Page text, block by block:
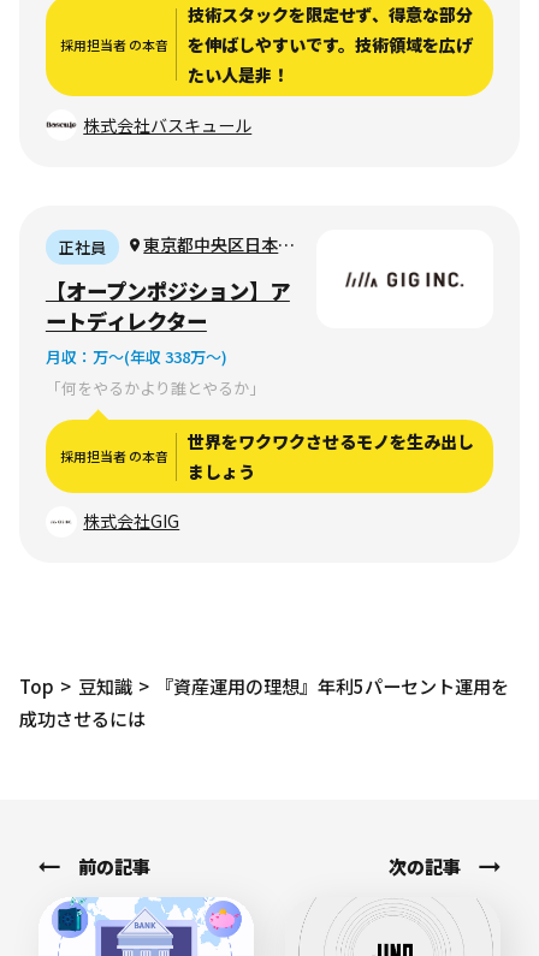
採用担当者 の本音
技術スタックを限定せず、得意な部分
を伸ばしやすいです。技術領域を広げ
たい人是非！
株式会社バスキュール
正社員
東京都中央区日本橋
クレックス日本橋浜町
4階
【オープンポジション】ア
ートディレクター
月収： 万〜(年収 338万〜)
「何をやるかより誰とやるか」
採用担当者 の本音
世界をワクワクさせるモノを生み出し
ましょう
株式会社GIG
Top 豆知識
『資産運用の理想』年利5パーセント運用を
成功させるには
前の記事 次の記事